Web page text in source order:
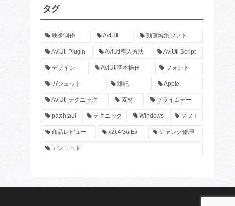
タグ
映像制作 AviUtl 動画編集ソフト
AviUtl Plugin AviUtl導入方法 AviUtl Script
デザイン AviUtl基本操作 フォント
ガジェット 雑記 Apple
AviUtl テクニック 素材 プライムデー
patch.aul テクニック Windows ソフト
商品レビュー x264GuiEx ジャンク修理
エンコード